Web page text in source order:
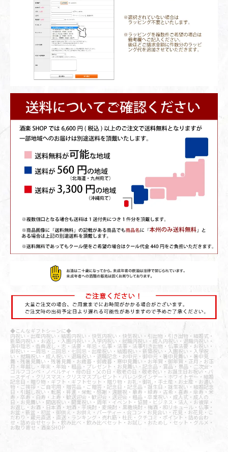
◆こんなギフトシーンに◆
内祝い・出産内祝い・結婚内祝い・快気内祝い・快気祝い・引出物・引き出物・結婚式・
新築内祝い・お返し・入園内祝い・入学内祝い・就職内祝い・成人内祝い・退職内祝い・
満中陰志・香典返し・志・法要・年忌・仏事・法事・法事引き出物・仏事法要・お祝い・
御祝い・一周忌・三回忌・七回忌・出産祝い・結婚祝い・新築祝い・入園祝い・入学祝
い・就職祝い・成人祝い・退職祝い・退職記念・お中元・御中元・暑中見舞い・暑中見
舞・残暑見舞い・残暑見舞・お歳暮・御歳暮・寒中見舞い・お年賀・御年賀・正月・お正
月・年越し・年末・年始・粗品・プレゼント・お見舞い・記念品・賞品・景品・二次会・
ゴルフコンペ・ノベルティ・母の日・父の日・敬老の日・敬老祝い・お誕生日お祝い・バ
ースデイ・クリスマス・クリスマスプレゼント・バレンタインデー・ホワイトデー・結婚
記念日・贈り物・ギフト・ギフトセット・贈り物・お礼・御礼・手土産・お土産・お遣い
物・ご挨拶・ご自宅用・贈答品・ご贈答・記念日・記念品・誕生日・誕生祝い・結婚記念
日・引越し祝い・転居・昇進・栄転・感謝・還暦祝・華寿・緑寿・古希・喜寿・傘寿・米
寿・卒寿・白寿・上寿・歓送迎会・歓迎会・送迎会・粗品・卒業祝い・成人式・成人の
日・お見舞い・開店祝い・開業祝い・周年・イベント・協賛・ビジネス・法人・お彼岸・
お返し・お酒・日本酒・地酒・芋焼酎・麦焼酎・黒糖焼酎・梅酒・和リキュール・仏事・
お盆・新盆・初盆・御供え・お供え・パーティー・合コン・お見合い・花見・お花見・こ
だわり・蔵元直送・直送・ランキング・売れ筋・杜氏・クチコミ・ポイント・詰め合わ
せ・詰め合せセット・飲み比べ・飲み比べセット・お試し・おためし・セット・グルメ・
お取り寄せ・酒楽SHOP